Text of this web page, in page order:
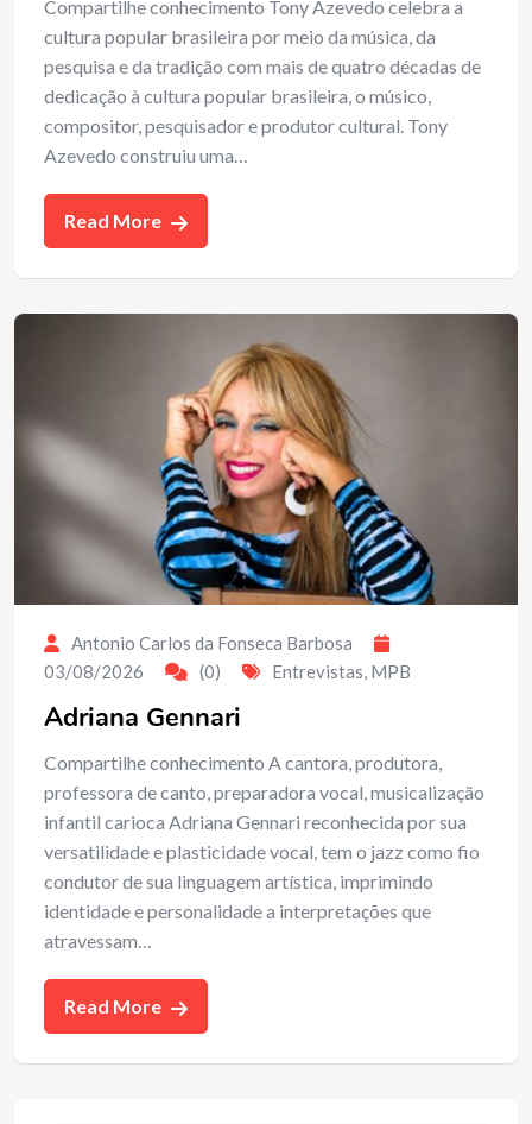
Compartilhe conhecimento Tony Azevedo celebra a
cultura popular brasileira por meio da música, da
pesquisa e da tradição com mais de quatro décadas de
dedicação à cultura popular brasileira, o músico,
compositor, pesquisador e produtor cultural. Tony
Azevedo construiu uma…
Read More
Antonio Carlos da Fonseca Barbosa
03/08/2026
(0) Entrevistas, MPB
Adriana Gennari
Compartilhe conhecimento A cantora, produtora,
professora de canto, preparadora vocal, musicalização
infantil carioca Adriana Gennari reconhecida por sua
versatilidade e plasticidade vocal, tem o jazz como fio
condutor de sua linguagem artística, imprimindo
identidade e personalidade a interpretações que
atravessam…
Read More